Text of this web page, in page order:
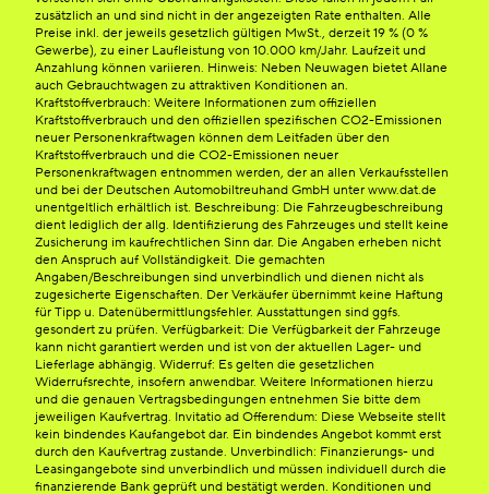
zusätzlich an und sind nicht in der angezeigten Rate enthalten. Alle
Preise inkl. der jeweils gesetzlich gültigen MwSt., derzeit 19 % (0 %
Gewerbe), zu einer Laufleistung von 10.000 km/Jahr. Laufzeit und
Anzahlung können variieren. Hinweis: Neben Neuwagen bietet Allane
auch Gebrauchtwagen zu attraktiven Konditionen an.
Kraftstoffverbrauch: Weitere Informationen zum offiziellen
Kraftstoffverbrauch und den offiziellen spezifischen CO2-Emissionen
neuer Personenkraftwagen können dem Leitfaden über den
Kraftstoffverbrauch und die CO2-Emissionen neuer
Personenkraftwagen entnommen werden, der an allen Verkaufsstellen
und bei der Deutschen Automobiltreuhand GmbH unter www.dat.de
unentgeltlich erhältlich ist. Beschreibung: Die Fahrzeugbeschreibung
dient lediglich der allg. Identifizierung des Fahrzeuges und stellt keine
Zusicherung im kaufrechtlichen Sinn dar. Die Angaben erheben nicht
den Anspruch auf Vollständigkeit. Die gemachten
Angaben/Beschreibungen sind unverbindlich und dienen nicht als
zugesicherte Eigenschaften. Der Verkäufer übernimmt keine Haftung
für Tipp u. Datenübermittlungsfehler. Ausstattungen sind ggfs.
gesondert zu prüfen. Verfügbarkeit: Die Verfügbarkeit der Fahrzeuge
kann nicht garantiert werden und ist von der aktuellen Lager- und
Lieferlage abhängig. Widerruf: Es gelten die gesetzlichen
Widerrufsrechte, insofern anwendbar. Weitere Informationen hierzu
und die genauen Vertragsbedingungen entnehmen Sie bitte dem
jeweiligen Kaufvertrag. Invitatio ad Offerendum: Diese Webseite stellt
kein bindendes Kaufangebot dar. Ein bindendes Angebot kommt erst
durch den Kaufvertrag zustande. Unverbindlich: Finanzierungs- und
Leasingangebote sind unverbindlich und müssen individuell durch die
finanzierende Bank geprüft und bestätigt werden. Konditionen und